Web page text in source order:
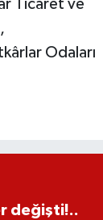
Ticaret ve
Odaları
değişti!..